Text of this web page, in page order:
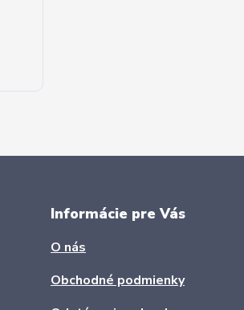
Informácie pre Vás
O nás
Obchodné podmienky